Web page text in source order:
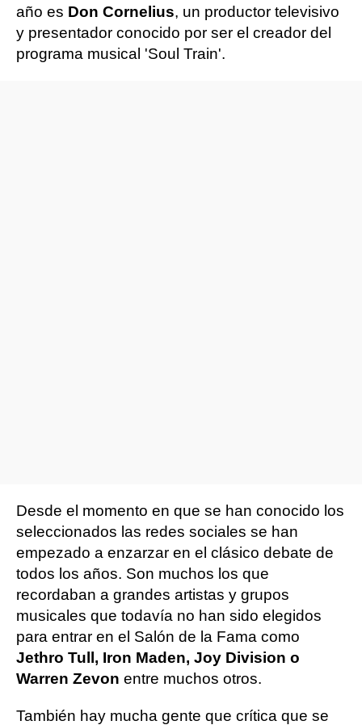
año es Don Cornelius, un productor televisivo
y presentador conocido por ser el creador del
programa musical 'Soul Train'.
Desde el momento en que se han conocido los
seleccionados las redes sociales se han
empezado a enzarzar en el clásico debate de
todos los años. Son muchos los que
recordaban a grandes artistas y grupos
musicales que todavía no han sido elegidos
para entrar en el Salón de la Fama como
Jethro Tull, Iron Maden, Joy Division o
Warren Zevon entre muchos otros.
También hay mucha gente que crítica que se